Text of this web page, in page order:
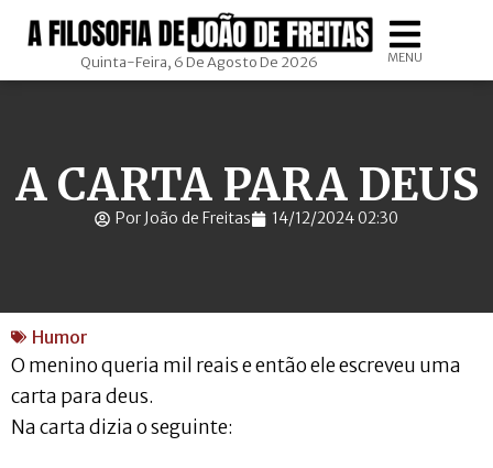
Quinta-Feira, 6 De Agosto De 2026 MENU
A CARTA PARA DEUS
Por João de Freitas 14/12/2024 02:30
Humor
O menino queria mil reais e então ele escreveu uma
carta para deus.
Na carta dizia o seguinte: